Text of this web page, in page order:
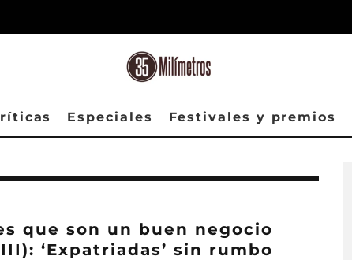
Especiales Festivales y premios
que son un buen negocio
‘Expatriadas’ sin rumbo